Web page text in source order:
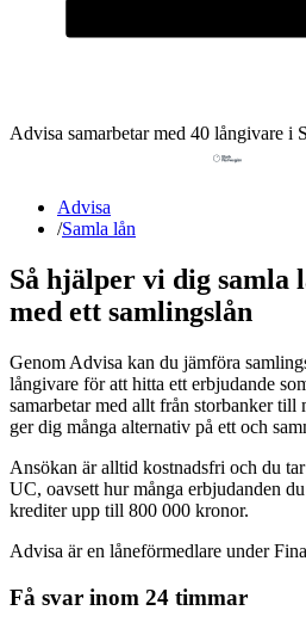
Advisa samarbetar med 40 långivare i
Advisa
/Samla lån
Så hjälper vi dig samla
med ett samlingslån
Genom Advisa kan du jämföra
långivare för att hitta ett erbjudande
samarbetar med allt från storbanker
ger dig många alternativ på ett och
Ansökan är alltid kostnadsfri och du
UC, oavsett hur många erbjudanden
krediter upp till 800 000 kronor.
Advisa är en låneförmedlare under
Få svar inom 24 timmar